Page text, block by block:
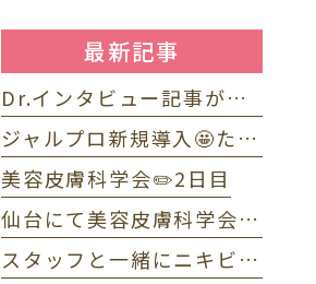
最新記事
Dr.インタビュー記事が掲載されました⭐️
ジャルプロ新規導入🤩たるみ改善に「ジャルプロ・スーパーハイドロ」💉目元のくま・小じわに「ジャルプロヤングアイ」👀
美容皮膚科学会✏️2日目
仙台にて美容皮膚科学会✏️1日目
スタッフと一緒にニキビWEBセミナーで配信しました☺️